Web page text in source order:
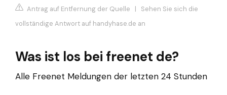
Antrag auf Entfernung der Quelle | Sehen Sie sich die
vollständige Antwort auf handyhase.de an
Was ist los bei freenet de?
Alle Freenet Meldungen der letzten 24 Stunden